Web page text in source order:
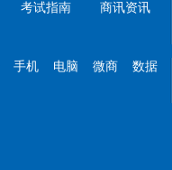
考试指南 商讯资讯
手机 电脑 微商 数据